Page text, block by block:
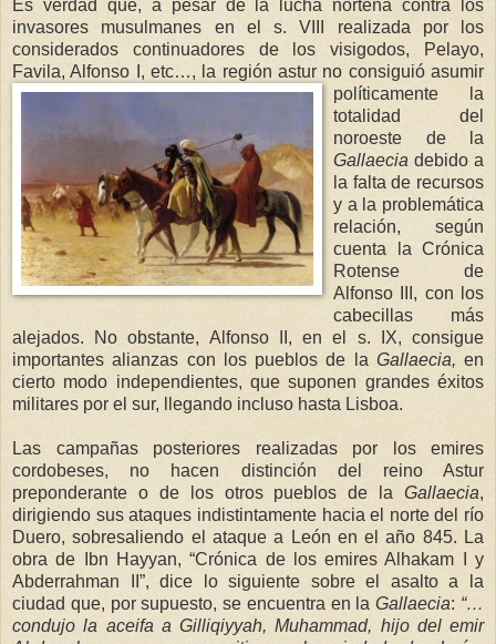
Es verdad que, a pesar de la lucha norteña contra los
invasores musulmanes en el s. VIII realizada por los
considerados continuadores de los visigodos, Pelayo,
Favila, Alfonso I, etc…, la región astur no consiguióasumir
políticamente la
totalidad del
noroeste de
la
Gallaecia debido a
la falta de recursos
y a la problemática
relación, según
cuenta
la Crónica
Rotense de
Alfonso III, con los
cabecillas más
alejados. No obstante, Alfonso II, en el s. IX, consigue
importantes alianzas con los pueblos de
la Gallaecia, en
cierto modo independientes, que suponen grandes éxitos
militares por el sur, llegando incluso hasta Lisboa.
Las campañas posteriores realizadas por los emires
cordobeses, no hacen distinción del reino Astur
preponderante o de los otros pueblos de
la Gallaecia,
dirigiendo sus ataques indistintamente hacia el norte del río
Duero, sobresaliendo el ataque a León en el año 845. La
obra de Ibn Hayyan, “Crónica de los emires Alhakam I y
Abderrahman II”, dice lo siguiente sobre el asalto a la
ciudad que, por supuesto, se encuentra en laGallaecia: “…
condujo la aceifa a Gilliqiyyah, Muhammad, hijo del emir